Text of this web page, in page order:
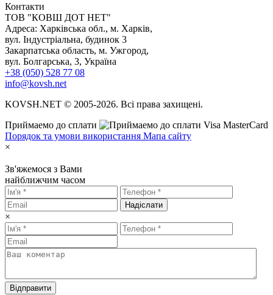
Контакти
TOB "КОВШ ДОТ НЕТ"
Адреса: Харківська обл., м. Харків,
вул. Індустріальна, будинок 3
Закарпатська область, м. Ужгород,
вул. Болгарська, 3, Україна
+38 (050) 528 77 08
info@kovsh.net
KOVSH.NET © 2005-2026. Всі права захищені.
Приймаемо до сплати
Порядок та умови використання Мапа сайту
×
Зв'яжемося з Вами
найближчим часом
Надіслати
×
Відправити